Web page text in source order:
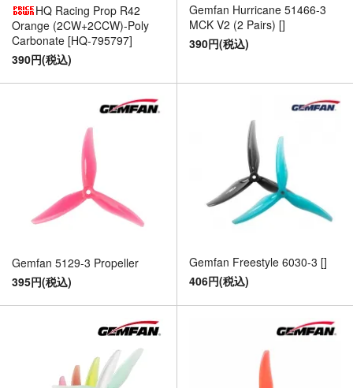
HQ Racing Prop R42
Orange (2CW+2CCW)-Poly
Carbonate [HQ-795797]
390円(税込)
Gemfan Hurricane 51466-3
MCK V2 (2 Pairs) []
390円(税込)
Gemfan 5129-3 Propeller
395円(税込)
Gemfan Freestyle 6030-3 []
406円(税込)